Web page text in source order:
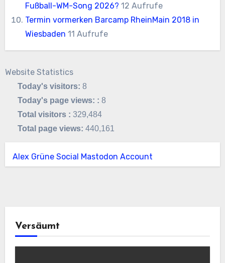
Fußball-WM-Song 2026? 12 Aufrufe
Termin vormerken Barcamp RheinMain 2018 in
Wiesbaden 11 Aufrufe
Website Statistics
Today's visitors:8
Today's page views: :8
Total visitors :329,484
Total page views:440,161
Alex Grüne Social Mastodon Account
Versäumt